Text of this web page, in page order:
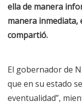
ella de manera
manera inmediata,
compartió.
El gobernador de
que en su estado
eventualidad”,